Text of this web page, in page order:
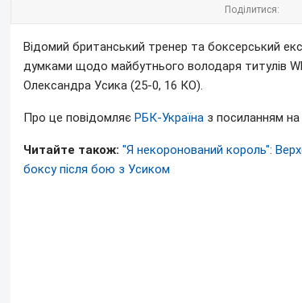
Поділитися:
Відомий британський тренер та боксерський
думками щодо майбутнього володаря титулів
Олександра Усика (25-0, 16 КО).
Про це повідомляє РБК-Україна з посиланням на
Читайте також: "Я некоронований король":
боксу після бою з Усиком